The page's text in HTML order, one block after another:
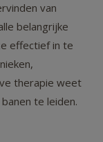
van
belangrijke
effectief in te
therapie weet
te leiden.